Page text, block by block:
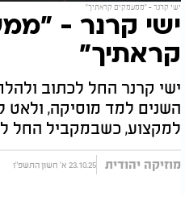
ישי קרנר - "ממעמקים קראתיך"
ישי קרנר -
קראתיך"
ישי קרנר החל לכתוב
השנים למד מוסיקה,
למקצוע, כשבמקביל החל
מוזיקה יהודית 23.10.25 א' חשון התשפ"ו